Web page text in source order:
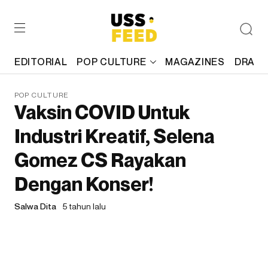
EDITORIAL POP CULTURE MAGAZINES
POP CULTURE
Vaksin COVID Untuk
Industri Kreatif, Selena
Gomez CS Rayakan
Dengan Konser!
Salwa Dita 5 tahun lalu